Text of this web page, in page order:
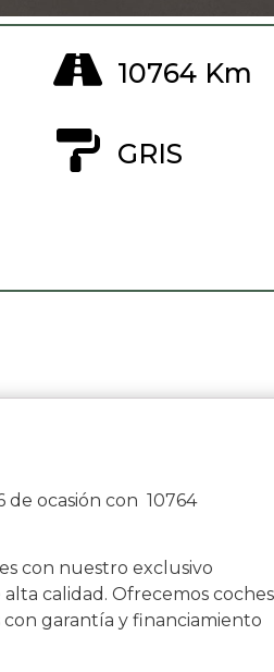
10764 Km
GRIS
de ocasión con 10764
con nuestro exclusivo
calidad. Ofrecemos coches
garantía y financiamiento